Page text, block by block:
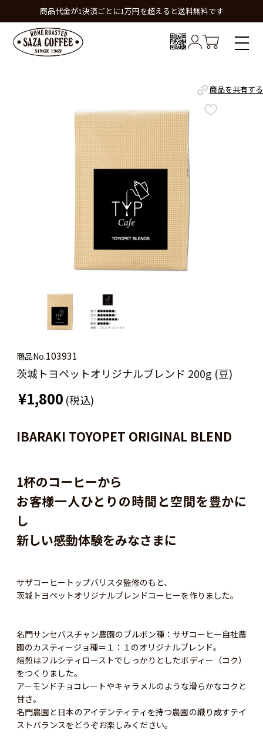
商品代金が1決済ごとに1万円を超えると送料無料です
商品を共有する
商品No.103931
茨城トヨペットオリジナルブレンド 200g (豆)
¥1,800 (税込)
IBARAKI TOYOPET ORIGINAL BLEND
1杯のコーヒーから
お客様一人ひとりの時間と空間を豊かに
し
新しい感動体験をみなさまに
サザコーヒートップバリスタ監修のもと、
茨城トヨペットオリジナルブレンドコーヒーを作りました。
名門サンセバスチャン農園のブルボン種：サザコーヒー自社農
園のカスティージョ種＝１：１のオリジナルブレンド。
焙煎はフルシティローストでしっかりとしたボディー（コク）
をつくりました。
アーモンドチョコレートやキャラメルのような滑らかなコクと
甘さ。
名門農園と日本のアイデンティティを持つ農園の織り成すテイ
ストバランスをどうぞお楽しみください。